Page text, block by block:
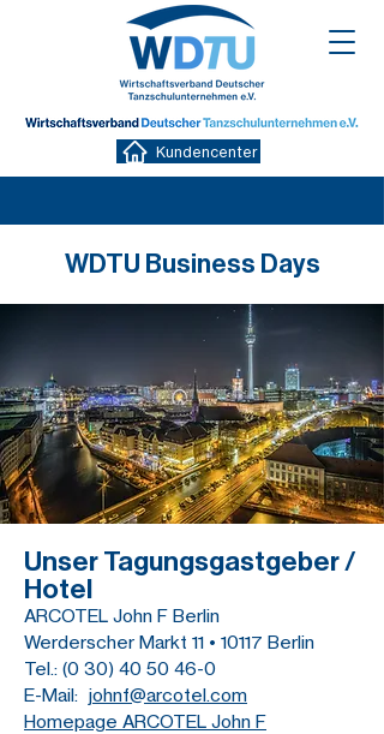
Kundencenter
WDTU Business Days
Unser Tagungsgastgeber /
Hotel
ARCOTEL John F Berlin
Werderscher Markt 11 • 10117 Berlin
Tel.: (0 30) 40 50 46-0
E-Mail: johnf@arcotel.com
Homepage ARCOTEL John F